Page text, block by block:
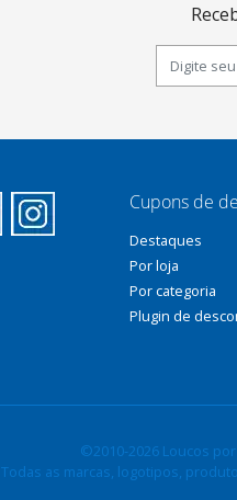
Cupons de
Destaques
Por loja
Por categoria
Plugin de
©2010-2026 Loucos
Todas as marcas, logotipos,